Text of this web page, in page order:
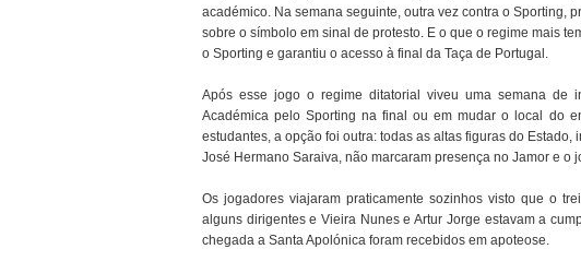
académico. Na semana seguinte, outra vez contra o Sporting,
sobre o símbolo em sinal de protesto. E o que o regime mais
o Sporting e garantiu o acesso à final da Taça de Portugal.
Após esse jogo o regime ditatorial viveu uma semana de
Académica pelo Sporting na final ou em mudar o local do
estudantes, a opção foi outra: todas as altas figuras do
José Hermano Saraiva, não marcaram presença no Jamor e o
Os jogadores viajaram praticamente sozinhos visto que o
alguns dirigentes e Vieira Nunes e Artur Jorge estavam a
chegada a Santa Apolónica foram recebidos em apoteose.